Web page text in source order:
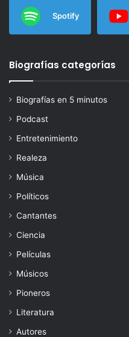
Spotify
Biografías categorías
Biografías en 5 minutos
Podcast
Entretenimiento
Realeza
Música
Políticos
Cantantes
Ciencia
Películas
Músicos
Pioneros
Literatura
Autores